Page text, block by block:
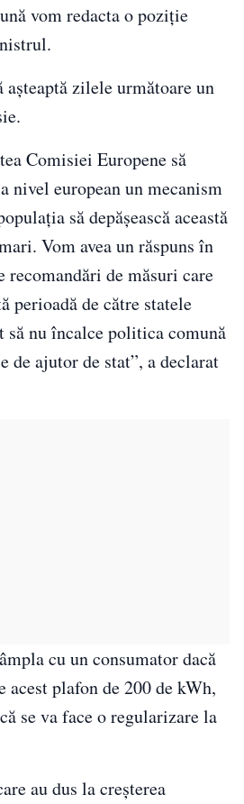
vom redacta o poziţie
zilele următoare un
Comisiei Europene să
nivel european un mecanism
să depăşească această
Vom avea un răspuns în
recomandări de măsuri care
perioadă de către statele
să nu încalce politica comună
de ajutor de stat”, a declarat
cu un consumator dacă
acest plafon de 200 de kWh,
se va face o regularizare la
au dus la creşterea